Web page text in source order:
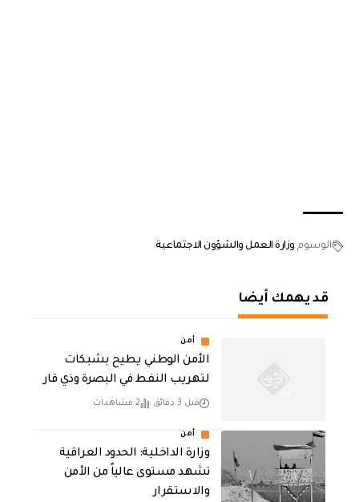
الوسوم وزارة العمل والشؤون الاجتماعية
قد يهمك أيضا
أمن
الأمن الوطني يطيح بشبكات
لتهريب النفط في البصرة وذي قار
قبل 3 دقائق 2 مشاهدات
أمن
وزارة الداخلية: الحدود العراقية
تشهد مستوى عالياً من الأمن
والاستقرار